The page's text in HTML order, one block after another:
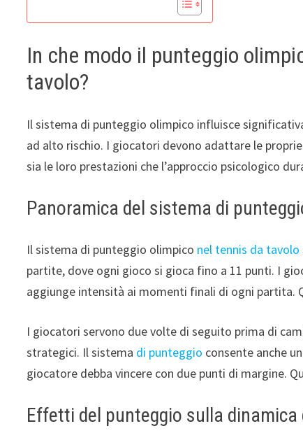
In che modo il punteggio
tavolo?
Il sistema di punteggio olimpico influisce
ad alto rischio. I giocatori devono adattare le
sia le loro prestazioni che l’approccio psicologico
Panoramica del sistema di
Il sistema di punteggio olimpico nel tennis da tavolo
partite, dove ogni gioco si gioca fino a 11 punti. I
aggiunge intensità ai momenti finali di ogni partita.
I giocatori servono due volte di seguito prima di
strategici. Il sistema di punteggio consente anche
giocatore debba vincere con due punti di margine.
Effetti del punteggio sulla